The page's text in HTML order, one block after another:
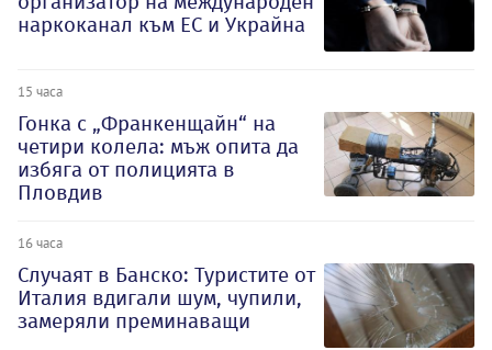
наркоканал към ЕС и Украйна
15 часа
Гонка с „Франкенщайн“ на
четири колела: мъж опита да
избяга от полицията в
Пловдив
16 часа
Случаят в Банско: Туристите от
Италия вдигали шум, чупили,
замеряли преминаващи